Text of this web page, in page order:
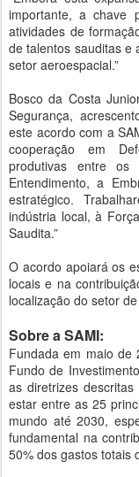
importante, a chave
atividades de
de talentos sauditas e
setor aeroespacial.”
Bosco da Costa
Segurança,
este acordo com a
cooperação em
produtivas entre
Entendimento, a
estratégico.
indústria local, à
Saudita.”
O acordo apoiará os
locais e na
localização do setor
Sobre a SAMI:
Fundada em maio de
Fundo de
as diretrizes
estar entre as 25
mundo até 2030,
fundamental na
50% dos gastos totais